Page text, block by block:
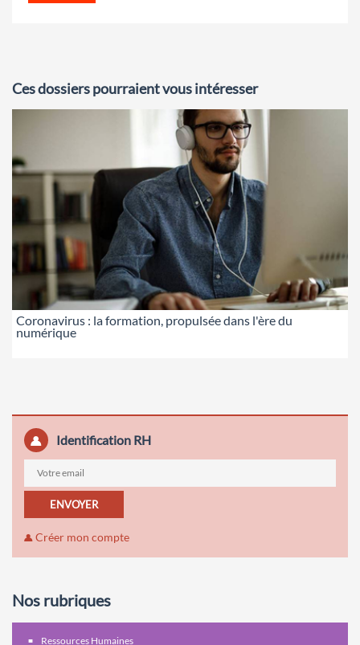
Ces dossiers pourraient vous intéresser
Coronavirus : la formation, propulsée dans l'ère du
numérique
Identification RH
ENVOYER
Créer mon compte
Nos rubriques
Ressources Humaines